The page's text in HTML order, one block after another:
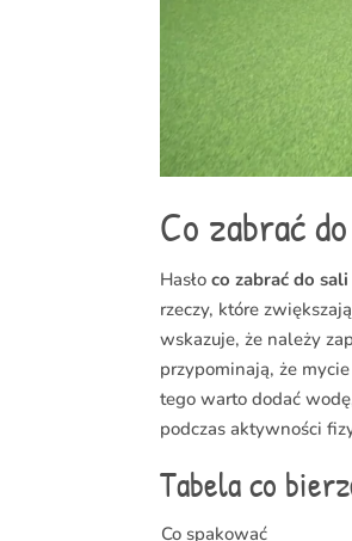
Co zabrać
Hasłoco zabrać do
rzeczy, które
wskazuje, że należy
przypominają, że
tego warto dodać
podczas aktywności
Tabela co
Co spakować